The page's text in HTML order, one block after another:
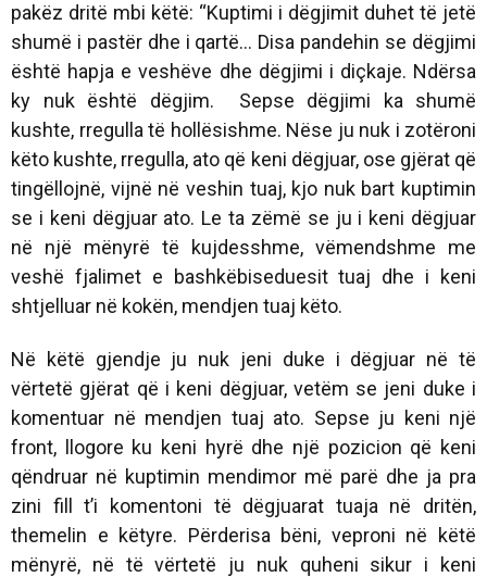
pakëz dritë mbi këtë: “Kuptimi i dëgjimit duhet të jetë
shumë i pastër dhe i qartë... Disa pandehin se dëgjimi
është hapja e veshëve dhe dëgjimi i diçkaje. Ndërsa
ky nuk është dëgjim. Sepse dëgjimi ka shumë
kushte, rregulla të hollësishme. Nëse ju nuk i zotëroni
këto kushte, rregulla, ato që keni dëgjuar, ose gjërat që
tingëllojnë, vijnë në veshin tuaj, kjo nuk bart kuptimin
se i keni dëgjuar ato. Le ta zëmë se ju i keni dëgjuar
në një mënyrë të kujdesshme, vëmendshme me
veshë fjalimet e bashkëbiseduesit tuaj dhe i keni
shtjelluar në kokën, mendjen tuaj këto.
Në këtë gjendje ju nuk jeni duke i dëgjuar në të
vërtetë gjërat që i keni dëgjuar, vetëm se jeni duke i
komentuar në mendjen tuaj ato. Sepse ju keni një
front, llogore ku keni hyrë dhe një pozicion që keni
qëndruar në kuptimin mendimor më parë dhe ja pra
zini fill t’i komentoni të dëgjuarat tuaja në dritën,
themelin e këtyre. Përderisa bëni, veproni në këtë
mënyrë, në të vërtetë ju nuk quheni sikur i keni